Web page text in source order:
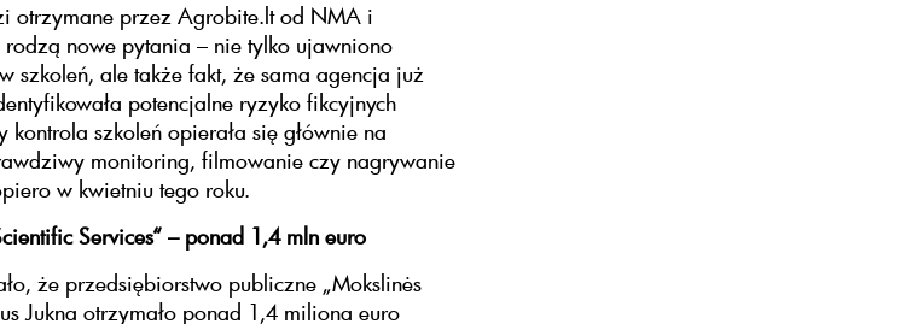
otrzymane przez Agrobite.lt od NMA i
nowe pytania – nie tylko ujawniono
szkoleń, ale także fakt, że sama agencja już
potencjalne ryzyko fikcyjnych
szkoleń opierała się głównie na
monitoring, filmowanie czy nagrywanie
w kwietniu tego roku.
Services“ – ponad 1,4 mln euro
że przedsiębiorstwo publiczne „Mokslinės
Jukna otrzymało ponad 1,4 miliona euro